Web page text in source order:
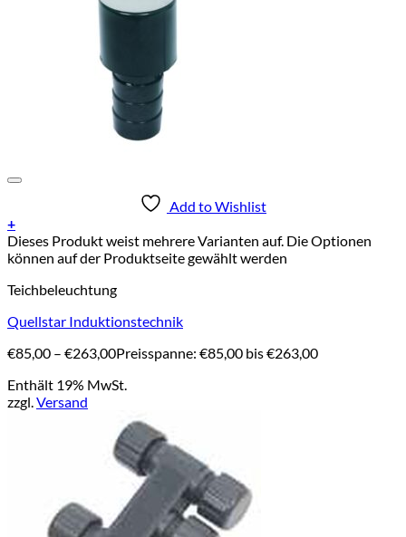
Add to Wishlist
+
Dieses Produkt weist mehrere Varianten auf. Die Optionen
können auf der Produktseite gewählt werden
Teichbeleuchtung
Quellstar Induktionstechnik
€85,00 – €263,00Preisspanne: €85,00 bis €263,00
Enthält 19% MwSt.
zzgl.Versand